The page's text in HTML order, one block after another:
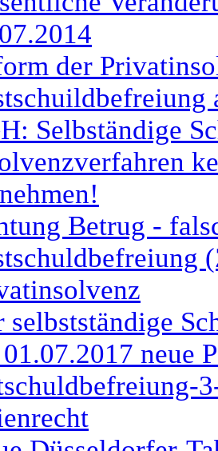
der
Selbständige
Betrug -
selbstständige
neue